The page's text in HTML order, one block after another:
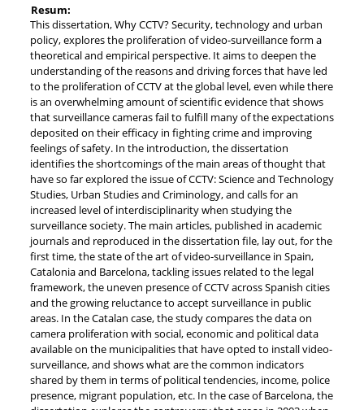
Resum:
This dissertation, Why CCTV? Security, technology and urban
policy, explores the proliferation of video-surveillance form a
theoretical and empirical perspective. It aims to deepen the
understanding of the reasons and driving forces that have led
to the proliferation of CCTV at the global level, even while there
is an overwhelming amount of scientific evidence that shows
that surveillance cameras fail to fulfill many of the expectations
deposited on their efficacy in fighting crime and improving
feelings of safety. In the introduction, the dissertation
identifies the shortcomings of the main areas of thought that
have so far explored the issue of CCTV: Science and Technology
Studies, Urban Studies and Criminology, and calls for an
increased level of interdisciplinarity when studying the
surveillance society. The main articles, published in academic
journals and reproduced in the dissertation file, lay out, for the
first time, the state of the art of video-surveillance in Spain,
Catalonia and Barcelona, tackling issues related to the legal
framework, the uneven presence of CCTV across Spanish cities
and the growing reluctance to accept surveillance in public
areas. In the Catalan case, the study compares the data on
camera proliferation with social, economic and political data
available on the municipalities that have opted to install video-
surveillance, and shows what are the common indicators
shared by them in terms of political tendencies, income, police
presence, migrant population, etc. In the case of Barcelona, the